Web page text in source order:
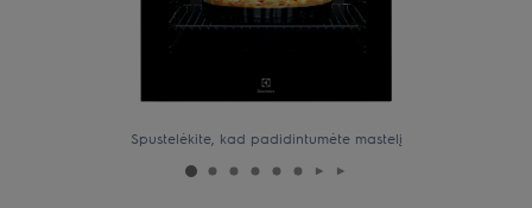
Spustelėkite, kad padidintumėte mastelį